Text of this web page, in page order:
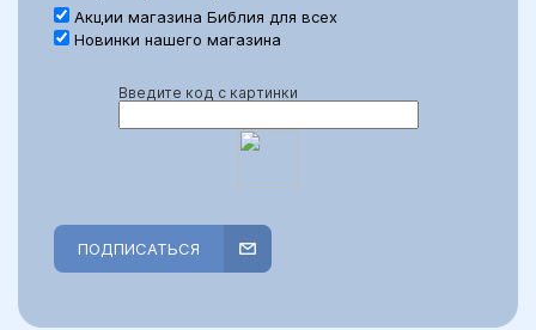
Акции магазина Библия для всех
Новинки нашего магазина
Введите код с картинки
ПОДПИСАТЬСЯ